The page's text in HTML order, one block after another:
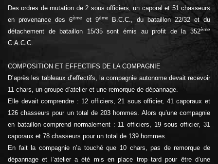
Des ordres de mutation de 2 sous officiers, un caporal et 51 chasseurs
en provenance des 6ème et 9ème
B.C.C., du bataillon 22/32 et du
détachement de bataillon 15/35 sont émis au profit de la 352ème
C.A.C.C.
COMPOSITION ET EFFECTIFS DE LA COMPAGNIE
D’après les tableaux d’effectifs, la compagnie autonome devait recevoir
11 chars, un groupe d’atelier et une remorque de dépannage.
Elle devait comprendre : 12 officiers, 21 sous officier, 41 caporaux et
126 chasseurs pour un total de 203 hommes. Alors qu’une compagnie
en bataillon comprend normalement : 11 officiers, 19 sous officier, 31
caporaux et 78 chasseurs pour un total de 139 hommes.
En fait la compagnie n’a touché que 10 chars, pas de remorque de
dépannage et l’atelier a été mis en place trop tard pour être d’une